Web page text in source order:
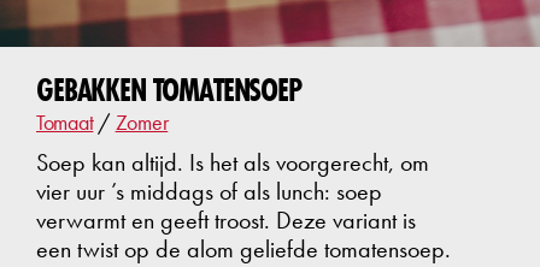
GEBAKKEN TOMATENSOEP
Tomaat/Zomer
Soep kan altijd. Is het als voorgerecht, om
vier uur ’s middags of als lunch: soep
verwarmt en geeft troost. Deze variant is
een twist op de alom geliefde tomatensoep.